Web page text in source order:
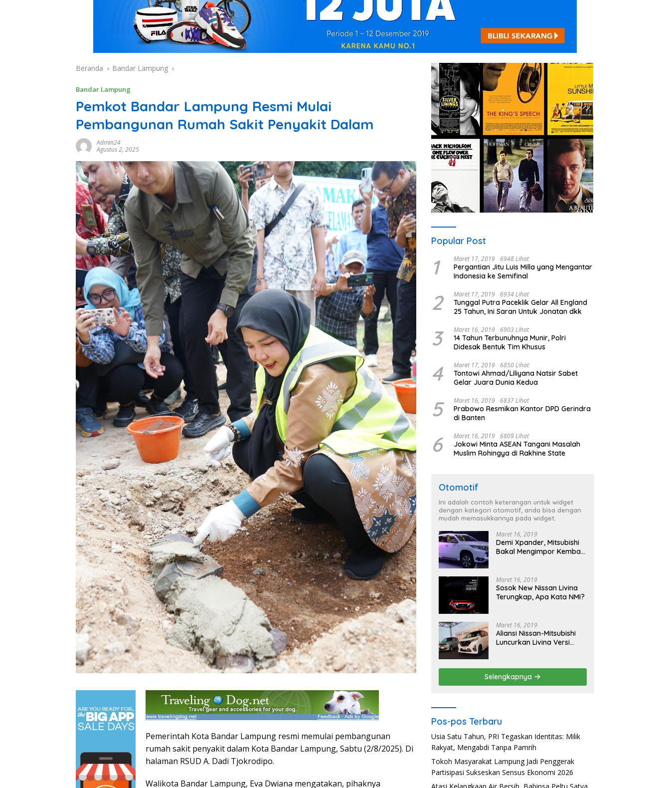
Beranda Bandar Lampung
Bandar Lampung
Pemkot Bandar Lampung Resmi Mulai
Pembangunan Rumah Sakit Penyakit Dalam
Admin24
Agustus 2, 2025
Pemerintah Kota Bandar Lampung resmi memulai pembangunan
rumah sakit penyakit dalam Kota Bandar Lampung, Sabtu (2/8/2025). Di
halaman RSUD A. Dadi Tjokrodipo.
Walikota Bandar Lampung, Eva Dwiana mengatakan, pihaknya
Popular Post
1 Maret 17, 2019 6948 Lihat
Pergantian Jitu Luis Milla yang Mengantar
Indonesia ke Semifinal
2 Maret 17, 2019 6934 Lihat
Tunggal Putra Paceklik Gelar All England
25 Tahun, Ini Saran Untuk Jonatan dkk
3 Maret 16, 2019 6903 Lihat
14 Tahun Terbunuhnya Munir, Polri
Didesak Bentuk Tim Khusus
4 Maret 17, 2019 6850 Lihat
Tontowi Ahmad/Liliyana Natsir Sabet
Gelar Juara Dunia Kedua
5 Maret 16, 2019 6837 Lihat
Prabowo Resmikan Kantor DPD Gerindra
di Banten
6 Maret 16, 2019 6809 Lihat
Jokowi Minta ASEAN Tangani Masalah
Muslim Rohingya di Rakhine State
Otomotif
Ini adalah contoh keterangan untuk widget
dengan kategori otomotif, anda bisa dengan
mudah memasukkannya pada widget.
Maret 16, 2019
Demi Xpander, Mitsubishi
Bakal Mengimpor Kembali
Maret 16, 2019
Sosok New Nissan Livina
Terungkap, Apa Kata NMI?
Maret 16, 2019
Aliansi Nissan-Mitsubishi
Luncurkan Livina Versi
Selengkapnya
Pos-pos Terbaru
Usia Satu Tahun, PRI Tegaskan Identitas: Milik
Rakyat, Mengabdi Tanpa Pamrih
Tokoh Masyarakat Lampung Jadi Penggerak
Partisipasi Sukseskan Sensus Ekonomi 2026